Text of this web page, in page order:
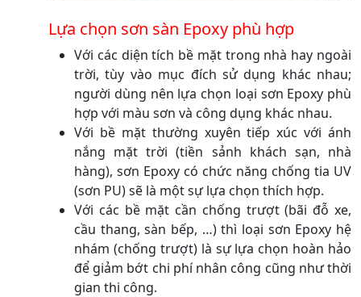
Lựa chọn sơn sàn Epoxy phù hợp
Với các diện tích bề mặt trong nhà hay ngoài
trời, tùy vào mục đích sử dụng khác nhau;
người dùng nên lựa chọn loại sơn Epoxy phù
hợp với màu sơn và công dụng khác nhau.
Với bề mặt thường xuyên tiếp xúc với ánh
nắng mặt trời (tiền sảnh khách sạn, nhà
hàng), sơn Epoxy có chức năng chống tia UV
(sơn PU) sẽ là một sự lựa chọn thích hợp.
Với các bề mặt cần chống trượt (bãi đỗ xe,
cầu thang, sàn bếp, …) thì loại sơn Epoxy hệ
nhám (chống trượt) là sự lựa chọn hoàn hảo
để giảm bớt chi phí nhân công cũng như thời
gian thi công.